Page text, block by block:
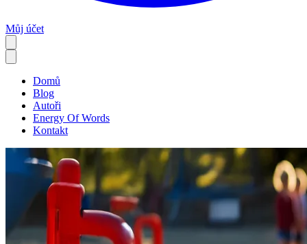
Můj účet
Domů
Blog
Autoři
Energy Of Words
Kontakt